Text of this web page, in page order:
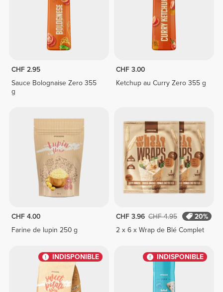
CHF 2.95
Sauce Bolognaise Zero 355
g
CHF 3.00
Ketchup au Curry Zero 355 g
CHF 4.00
Farine de lupin 250 g
CHF 3.96 CHF 4.95
20%
2 x 6 x Wrap de Blé Complet
INDISPONIBLE INDISPONIBLE